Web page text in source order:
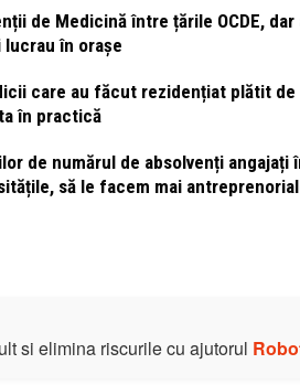
de Medicină între țările OCDE,
în orașe
care au făcut rezidențiat plătit
în practică
de numărul de absolvenți angajați
să le facem mai
si elimina riscurile cu ajutorul